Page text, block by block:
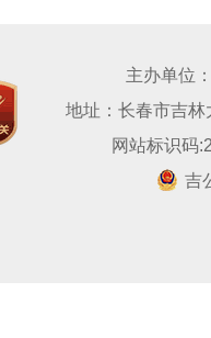
主办单位
地址：长春市吉
网站标识码
吉